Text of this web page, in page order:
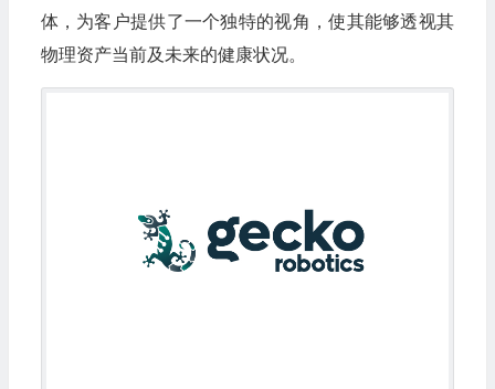
体，为客户提供了一个独特的视角，使其能够透视其
物理资产当前及未来的健康状况。